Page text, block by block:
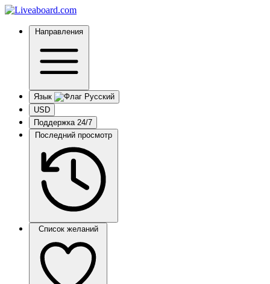
Направления
Язык
USD
Поддержка 24/7
Последний просмотр
Список желаний